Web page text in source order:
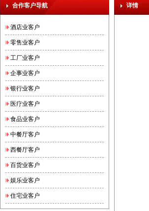
合作客户导航
酒店业客户
零售业客户
工厂业客户
企事业客户
银行业客户
医疗业客户
食品业客户
中餐厅客户
西餐厅客户
百货业客户
娱乐业客户
住宅业客户
详情